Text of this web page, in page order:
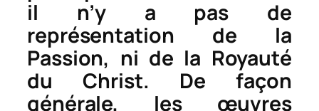
il n’y a pas de
représentation de la
Passion, ni de la Royauté
du Christ. De façon
générale, les œuvres